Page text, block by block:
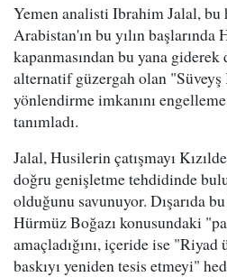
Yemen analisti Ibrahim Jalal, bu
Arabistan'ın bu yılın başlarında
kapanmasından bu yana giderek
alternatif güzergah olan
yönlendirme imkanını
tanımladı.
Jalal, Husilerin çatışmayı
doğru genişletme tehdidinde
olduğunu savunuyor. Dışarıda
Hürmüz Boğazı konusundaki
amaçladığını, içeride ise "Riyad
baskıyı yeniden tesis etmeyi"